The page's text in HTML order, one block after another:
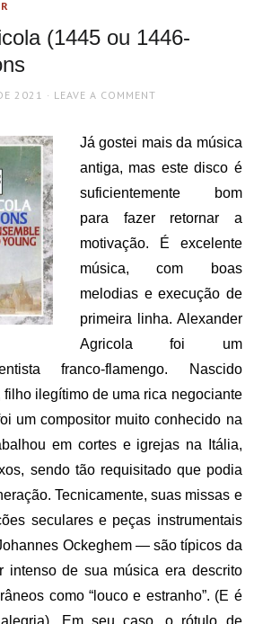
(1445 ou 1446-
2021 LEAVE A COMMENT
Já gostei mais da música
antiga, mas este disco é
suficientemente bom
para fazer retornar a
motivação. É excelente
música, com boas
melodias e execução de
primeira linha. Alexander
Agricola foi um
franco-flamengo. Nascido
ilegítimo de uma rica negociante
um compositor muito conhecido na
em cortes e igrejas na Itália,
sendo tão requisitado que podia
Tecnicamente, suas missas e
seculares e peças instrumentais
Ockeghem — são típicos da
intenso de sua música era descrito
como “louco e estranho”. (E é
Em seu caso, o rótulo de